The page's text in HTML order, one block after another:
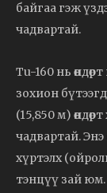
байгаа гэж
чадвартай.
Tu-160 нь
зохион
(15,850 м)
чадвартай.
хүртэлх
тэнцүү зай юм.